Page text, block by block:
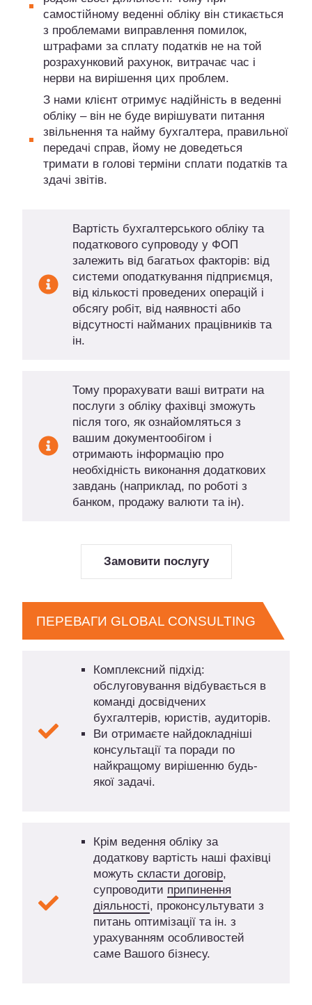
самостійному веденні обліку він стикається
з проблемами виправлення помилок,
штрафами за сплату податків не на той
розрахунковий рахунок, витрачає час і
нерви на вирішення цих проблем.
З нами клієнт отримує надійність в веденні
обліку – він не буде вирішувати питання
звільнення та найму бухгалтера, правильної
передачі справ, йому не доведеться
тримати в голові терміни сплати податків та
здачі звітів.
Вартість бухгалтерського обліку та
податкового супроводу у ФОП
залежить від багатьох факторів: від
системи оподаткування підприємця,
від кількості проведених операцій і
обсягу робіт, від наявності або
відсутності найманих працівників та
ін.
Тому прорахувати ваші витрати на
послуги з обліку фахівці зможуть
після того, як ознайомляться з
вашим документообігом і
отримають інформацію про
необхідність виконання додаткових
завдань (наприклад, по роботі з
банком, продажу валюти та ін).
Замовити послугу
ПЕРЕВАГИ GLOBAL CONSULTING
Комплексний підхід:
обслуговування відбувається в
команді досвідчених
бухгалтерів, юристів, аудиторів.
Ви отримаєте найдокладніші
консультації та поради по
найкращому вирішенню будь-
якої задачі.
Крім ведення обліку за
додаткову вартість наші фахівці
можуть скласти договір,
супроводити припинення
діяльності, проконсультувати з
питань оптимізації та ін. з
урахуванням особливостей
саме Вашого бізнесу.